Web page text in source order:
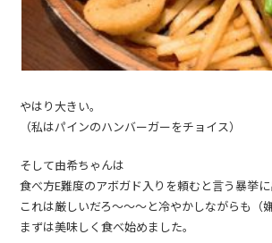
やはり大きい。
（私はパインのハンバーガーをチョイス）
そして由希ちゃんは
食べ方E難度のアボガド入りを頼むと言う暴挙に
これは厳しいだろ〜〜〜と冷やかしながらも（嫌
まずは美味しく食べ始めました。